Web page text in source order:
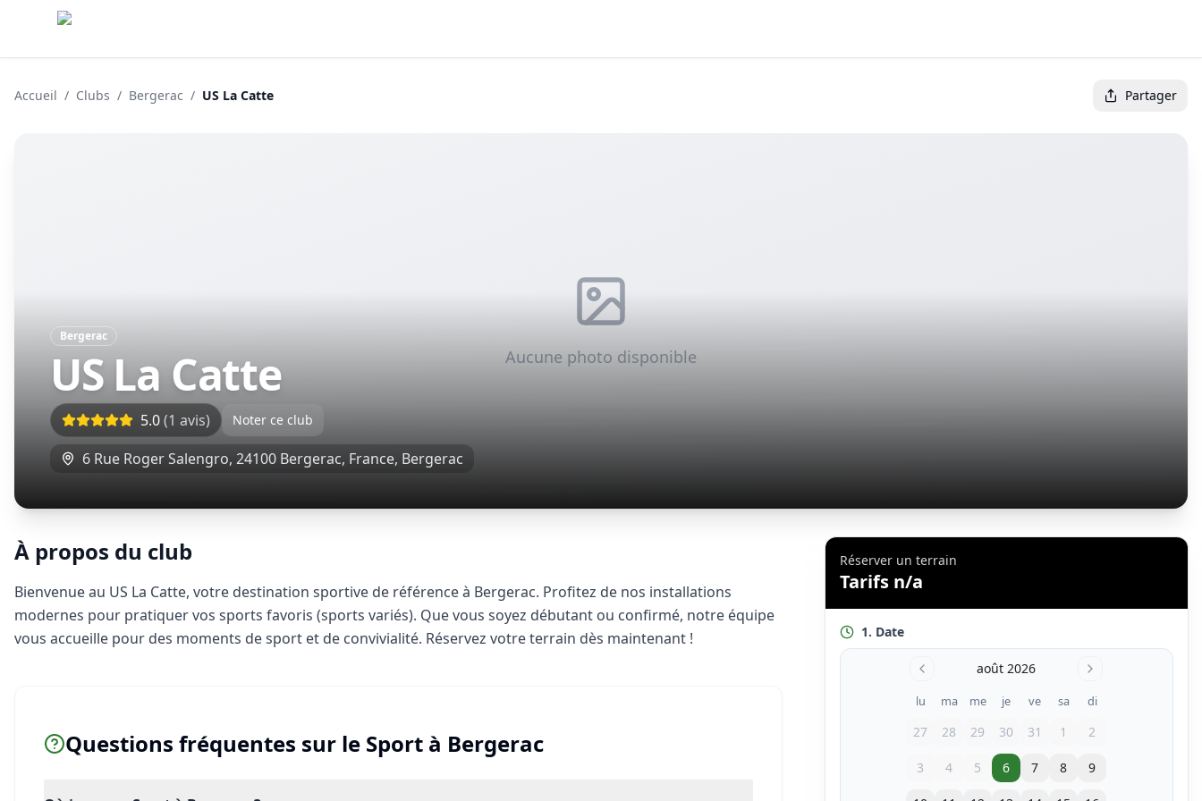
Accueil / Clubs / Bergerac / US La Catte Partager
Aucune photo disponible
Bergerac
US La Catte
5.0(1 avis) Noter ce club
6 Rue Roger Salengro, 24100 Bergerac, France, Bergerac
À propos du club
Bienvenue au US La Catte, votre destination sportive de référence à Bergerac. Profitez de nos installations
modernes pour pratiquer vos sports favoris (sports variés). Que vous soyez débutant ou confirmé, notre équipe
vous accueille pour des moments de sport et de convivialité. Réservez votre terrain dès maintenant !
Questions fréquentes sur le Sport à Bergerac
Réserver un terrain
Tarifs n/a
1. Date
août 2026
lu ma me je ve sa di
27 28 29 30 31 1 2
3 4 5 6 7 8 9